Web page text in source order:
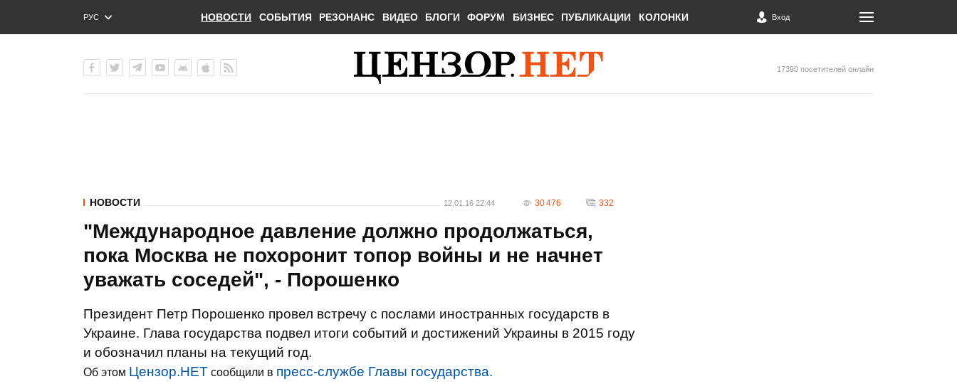
РУС
ENG
НОВОСТИ СОБЫТИЯ РЕЗОНАНС ВИДЕО БЛОГИ ФОРУМ БИЗНЕС ПУБЛИКАЦИИ КОЛОНКИ Вход
17390 посетителей онлайн
НОВОСТИ 12.01.16 22:44 30 476 332
"Международное давление должно продолжаться,
пока Москва не похоронит топор войны и не начнет
уважать соседей", - Порошенко
Президент Петр Порошенко провел встречу с послами иностранных государств в
Украине. Глава государства подвел итоги событий и достижений Украины в 2015 году
и обозначил планы на текущий год.
Об этом Цензор.НЕТ сообщили в пресс-службе Главы государства.